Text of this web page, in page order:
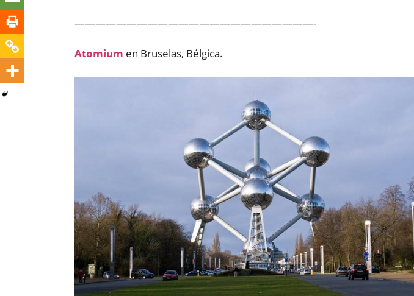
———————————————————————-
Atomium en Bruselas, Bélgica.